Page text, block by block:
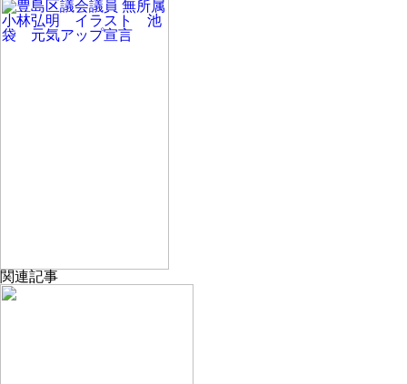
関連記事